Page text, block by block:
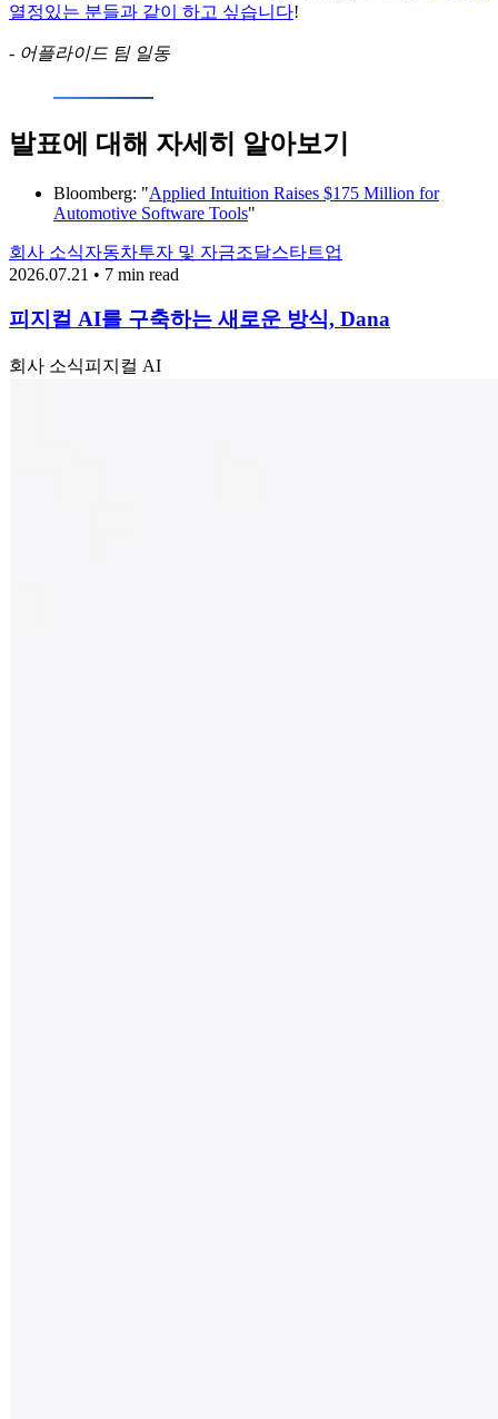
열정있는 분들과 같이 하고 싶습니다!
- 어플라이드 팀 일동
발표에 대해 자세히 알아보기
Bloomberg: "Applied Intuition Raises $175 Million for
Automotive Software Tools"
회사 소식자동차투자 및 자금조달스타트업
2026.07.21 • 7 min read
피지컬 AI를 구축하는 새로운 방식, Dana
회사 소식피지컬 AI